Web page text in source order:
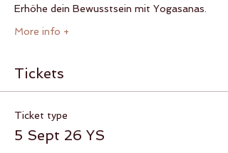
Erhöhe dein Bewusstsein mit Yogasanas.
More info +
Tickets
Ticket type
5 Sept 26 YS